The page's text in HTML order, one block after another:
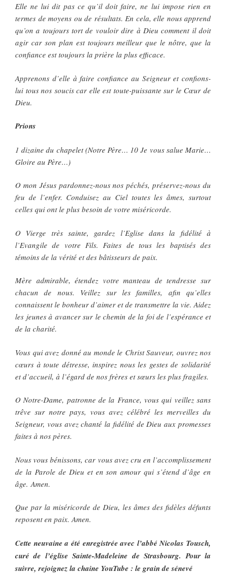
Elle ne lui dit pas ce qu’il doit faire, ne lui impose rien en
termes de moyens ou de résultats. En cela, elle nous apprend
qu’on a toujours tort de vouloir dire à Dieu comment il doit
agir car son plan est toujours meilleur que le nôtre, que la
confiance est toujours la prière la plus efficace.
Apprenons d’elle à faire confiance au Seigneur et confions-
lui tous nos soucis car elle est toute-puissante sur le Cœur de
Dieu.
Prions
1 dizaine du chapelet (Notre Père… 10 Je vous salue Marie…
Gloire au Père…)
O mon Jésus pardonnez-nous nos péchés, préservez-nous du
feu de l’enfer. Conduisez au Ciel toutes les âmes, surtout
celles qui ont le plus besoin de votre miséricorde.
O Vierge très sainte, gardez l’Eglise dans la fidélité à
l’Evangile de votre Fils. Faites de tous les baptisés des
témoins de la vérité et des bâtisseurs de paix.
Mère admirable, étendez votre manteau de tendresse sur
chacun de nous. Veillez sur les familles, afin qu’elles
connaissent le bonheur d’aimer et de transmettre la vie. Aidez
les jeunes à avancer sur le chemin de la foi de l’espérance et
de la charité.
Vous qui avez donné au monde le Christ Sauveur, ouvrez nos
cœurs à toute détresse, inspirez nous les gestes de solidarité
et d’accueil, à l’égard de nos frères et sœurs les plus fragiles.
O Notre-Dame, patronne de la France, vous qui veillez sans
trêve sur notre pays, vous avez célébré les merveilles du
Seigneur, vous avez chanté la fidélité de Dieu aux promesses
faites à nos pères.
Nous vous bénissons, car vous avez cru en l’accomplissement
de la Parole de Dieu et en son amour qui s’étend d’âge en
âge. Amen.
Que par la miséricorde de Dieu, les âmes des fidèles défunts
reposent en paix. Amen.
Cette neuvaine a été enregistrée avec l’abbé Nicolas Tousch,
curé de l’église Sainte-Madeleine de Strasbourg. Pour la
suivre, rejoignez la chaine YouTube : le grain de sénevé